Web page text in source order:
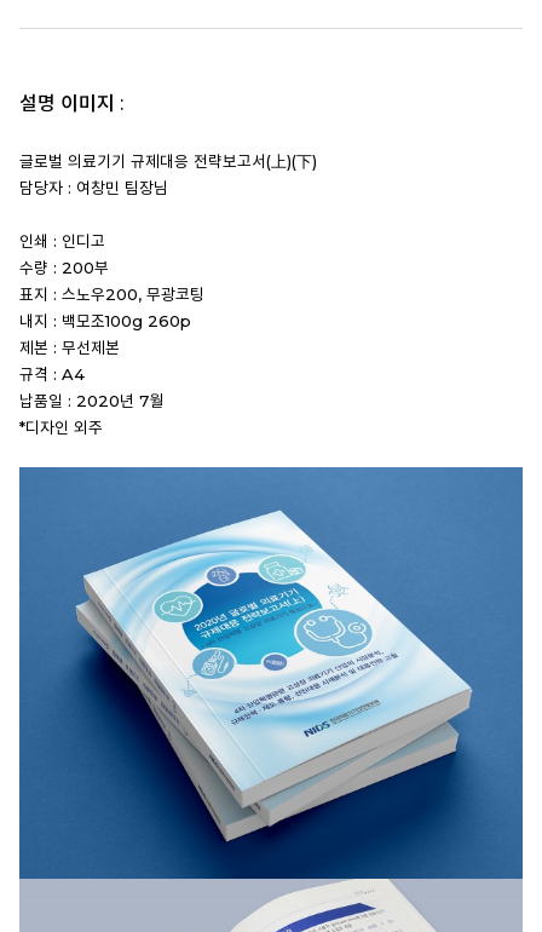
설명 이미지 :
글로벌 의료기기 규제대응 전략보고서(上)(下)
담당자 : 여창민 팀장님
인쇄 : 인디고
수량 : 200부
표지 : 스노우200, 무광코팅
내지 : 백모조100g 260p
제본 : 무선제본
규격 : A4
납품일 : 2020년 7월
*디자인 외주